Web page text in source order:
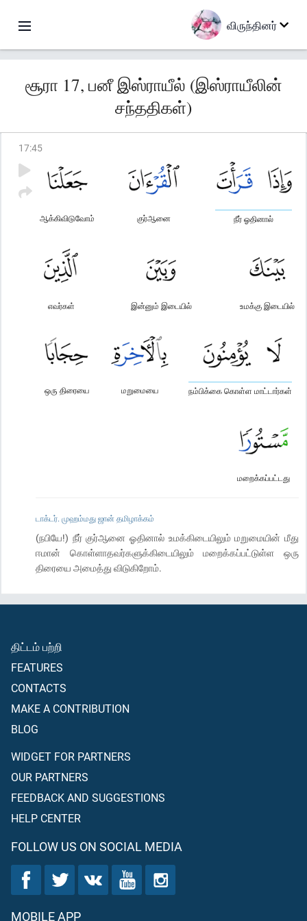
விருந்தினர்
சூரா 17, பனீ இஸ்ராயீல் (இஸ்ராயீலின்
சந்ததிகள்)
17:45
நீர் ஓதினால்
குர்ஆனை
ஆக்கிவிடுவோம்
உமக்கு இடையில்
இன்னும் இடையில்
எவர்கள்
நம்பிக்கை கொள்ள மாட்டார்கள்
மறுமையை
ஒரு திரையை
மறைக்கப்பட்டது
டாக்டர். முஹம்மது ஜான் தமிழாக்கம்
(நபியே!) நீர் குர்ஆனை ஓதினால் உமக்கிடையிலும் மறுமையின் மீது
ஈமான் கொள்ளாதவர்களுக்கிடையிலும் மறைக்கப்பட்டுள்ள ஒரு
திரையை அமைத்து விடுகிறோம்.
திட்டம் பற்றி
FEATURES
CONTACTS
MAKE A CONTRIBUTION
BLOG
WIDGET FOR PARTNERS
OUR PARTNERS
FEEDBACK AND SUGGESTIONS
HELP CENTER
FOLLOW US ON SOCIAL MEDIA
MOBILE APP